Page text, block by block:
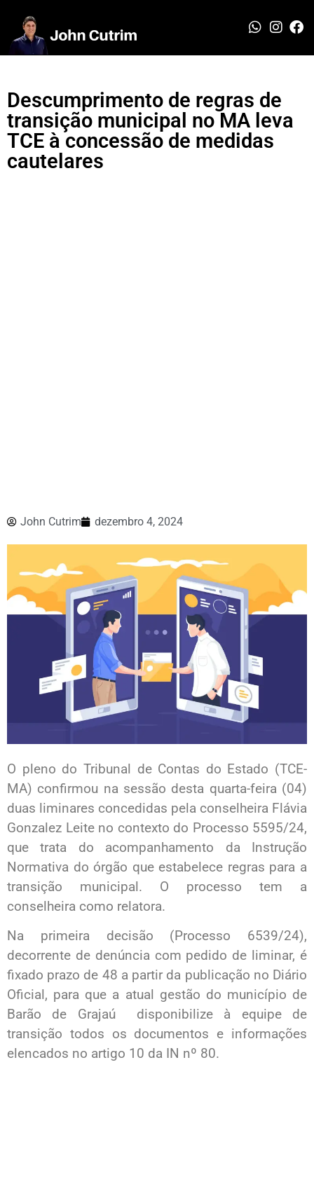
Descumprimento de regras de
transição municipal no MA leva
TCE à concessão de medidas
cautelares
John Cutrim dezembro 4, 2024
O pleno do Tribunal de Contas do Estado (TCE-
MA) confirmou na sessão desta quarta-feira (04)
duas liminares concedidas pela conselheira Flávia
Gonzalez Leite no contexto do Processo 5595/24,
que trata do acompanhamento da Instrução
Normativa do órgão que estabelece regras para a
transição municipal. O processo tem a
conselheira como relatora.
Na primeira decisão (Processo 6539/24),
decorrente de denúncia com pedido de liminar, é
fixado prazo de 48 a partir da publicação no Diário
Oficial, para que a atual gestão do município de
Barão de Grajaú disponibilize à equipe de
transição todos os documentos e informações
elencados no artigo 10 da IN nº 80.